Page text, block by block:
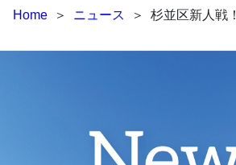
Home ＞ ニュース ＞ 杉並区新人戦！